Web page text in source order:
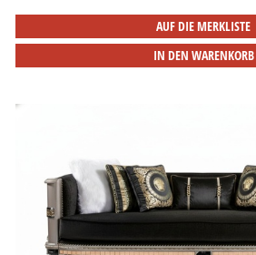
AUF DIE MERKLISTE
IN DEN WARENKORB